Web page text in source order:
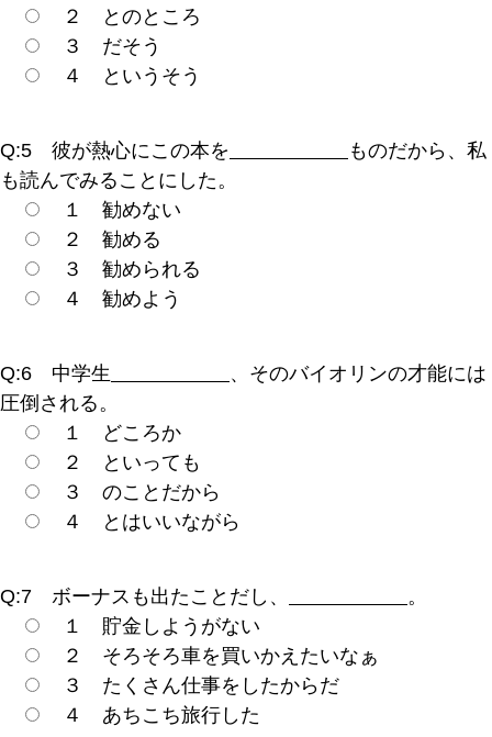
２ とのところ
３ だそう
４ というそう
Q:5 彼が熱心にこの本を
ものだから、私
も読んでみることにした。
１ 勧めない
２ 勧める
３ 勧められる
４ 勧めよう
Q:6 中学生
、そのバイオリンの才能には
圧倒される。
１ どころか
２ といっても
３ のことだから
４ とはいいながら
Q:7 ボーナスも出たことだし、
。
１ 貯金しようがない
２ そろそろ車を買いかえたいなぁ
３ たくさん仕事をしたからだ
４ あちこち旅行した